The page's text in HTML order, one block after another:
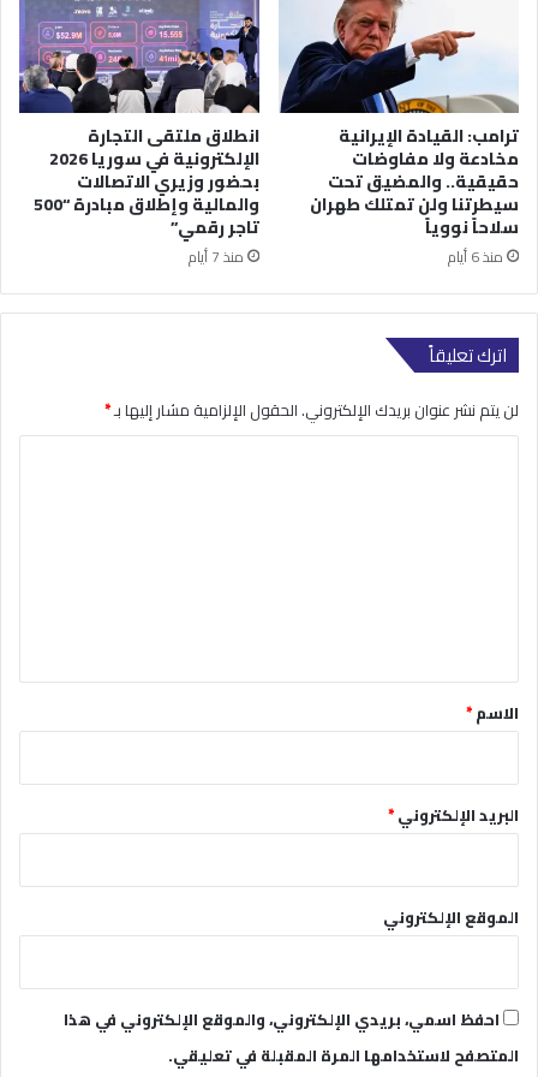
ترامب: القيادة الإيرانية
مخادعة ولا مفاوضات
حقيقية.. والمضيق تحت
سيطرتنا ولن تمتلك طهران
سلاحاً نووياً
منذ 6 أيام
انطلاق ملتقى التجارة
الإلكترونية في سوريا 2026
بحضور وزيري الاتصالات
والمالية وإطلاق مبادرة “500
تاجر رقمي”
منذ 7 أيام
اترك تعليقاً
لن يتم نشر عنوان بريدك الإلكتروني.الحقول الإلزامية مشار إليها بـ*
*الاسم*
البريد الإلكتروني*
الموقع الإلكتروني
احفظ اسمي، بريدي الإلكتروني، والموقع الإلكتروني في هذا
المتصفح لاستخدامها المرة المقبلة في تعليقي.